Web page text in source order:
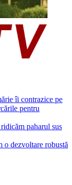
îi contrazice pe
pentru
paharul sus
o dezvoltare robustă